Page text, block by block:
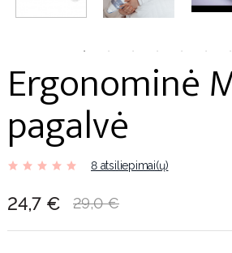
Ergonominė
pagalvė
8 atsiliepimai(ų)
24,7 € 29,0 €